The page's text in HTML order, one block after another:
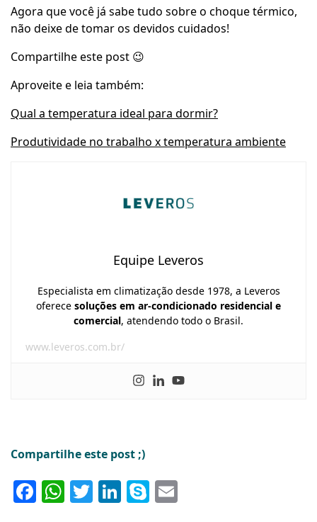
Agora que você já sabe tudo sobre o choque térmico,
não deixe de tomar os devidos cuidados!
Compartilhe este post 😉
Aproveite e leia também:
Qual a temperatura ideal para dormir?
Produtividade no trabalho x temperatura ambiente
Equipe Leveros
Especialista em climatização desde 1978, a Leveros
oferece soluções em ar-condicionado residencial e
comercial, atendendo todo o Brasil.
www.leveros.com.br/
Compartilhe este post ;)
Facebook
WhatsApp
Twitter
LinkedIn
Skype